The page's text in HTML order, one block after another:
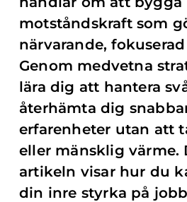
motståndskraft som
närvarande,
Genom medvetna
lära dig att hantera
återhämta dig
erfarenheter utan att
eller mänsklig värme.
artikeln visar hur du
din inre styrka på